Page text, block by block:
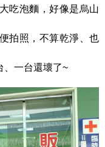
吃泡麵，好像是烏山
拍照，不算乾淨、也
、一台還壞了~